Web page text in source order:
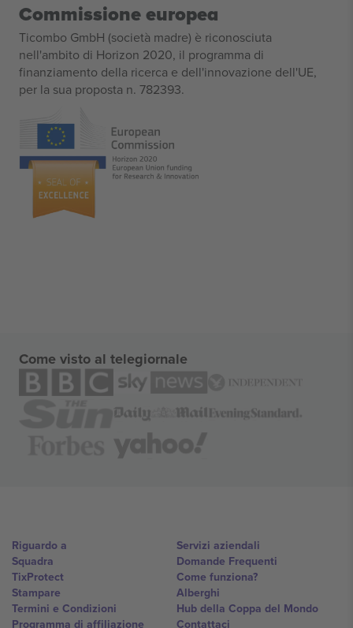
Commissione europea
Ticombo GmbH (società madre) è riconosciuta
nell'ambito di Horizon 2020, il programma di
finanziamento della ricerca e dell'innovazione dell'UE,
per la sua proposta n. 782393.
Come visto al telegiornale
Riguardo a
Squadra
TixProtect
Stampare
Termini e Condizioni
Programma di affiliazione
Servizi aziendali
Domande Frequenti
Come funziona?
Alberghi
Hub della Coppa del Mondo
Contattaci